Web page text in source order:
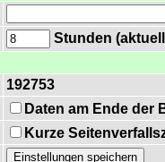
Stunden
192753
Daten am Ende der
Kurze